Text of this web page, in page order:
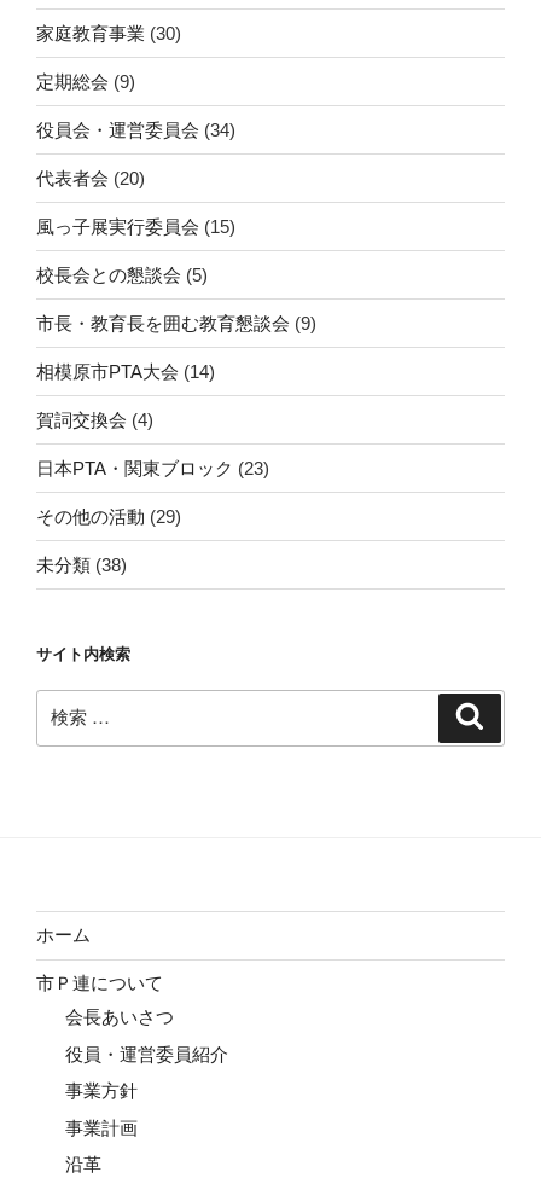
家庭教育事業 (30)
定期総会 (9)
役員会・運営委員会 (34)
代表者会 (20)
風っ子展実行委員会 (15)
校長会との懇談会 (5)
市長・教育長を囲む教育懇談会 (9)
相模原市PTA大会 (14)
賀詞交換会 (4)
日本PTA・関東ブロック (23)
その他の活動 (29)
未分類 (38)
サイト内検索
索:
ホーム
市Ｐ連について
会長あいさつ
役員・運営委員紹介
事業方針
事業計画
沿革